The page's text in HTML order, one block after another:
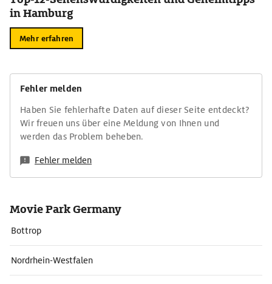
in Hamburg
Mehr erfahren
Fehler melden
Haben Sie fehlerhafte Daten auf dieser Seite entdeckt?
Wir freuen uns über eine Meldung von Ihnen und
werden das Problem beheben.
Fehler melden
Movie Park Germany
Bottrop
Nordrhein-Westfalen